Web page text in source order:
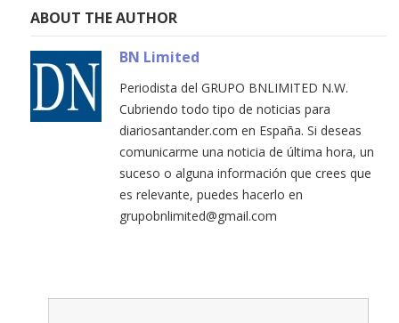
ABOUT THE AUTHOR
BN Limited
Periodista del GRUPO BNLIMITED N.W.
Cubriendo todo tipo de noticias para
diariosantander.com en España. Si deseas
comunicarme una noticia de última hora, un
suceso o alguna información que crees que
es relevante, puedes hacerlo en
grupobnlimited@gmail.com